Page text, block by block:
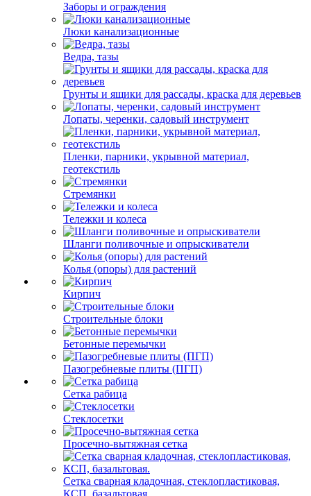
Заборы и ограждения
Люки канализационные
Ведра, тазы
Грунты и ящики для рассады, краска для деревьев
Лопаты, черенки, садовый инструмент
Пленки, парники, укрывной материал,
геотекстиль
Стремянки
Тележки и колеса
Шланги поливочные и опрыскиватели
Колья (опоры) для растений
Кирпич
Строительные блоки
Бетонные перемычки
Пазогребневые плиты (ПГП)
Сетка рабица
Стеклосетки
Просечно-вытяжная сетка
Сетка сварная кладочная, стеклопластиковая,
КСП, базальтовая.